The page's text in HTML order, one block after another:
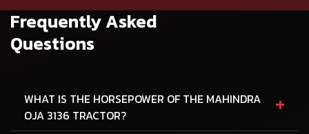
Frequently Asked
Questions
WHAT IS THE HORSEPOWER OF THE MAHINDRA
OJA 3136 TRACTOR?
+